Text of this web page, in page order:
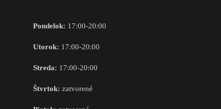
Pondelok: 17:00-20:00
Utorok: 17:00-20:00
Streda: 17:00-20:00
Štvrtok: zatvorené